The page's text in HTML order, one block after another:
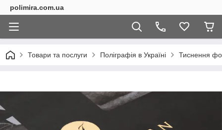
polimira.com.ua
Товари та послуги Поліграфія в Україні Тиснення